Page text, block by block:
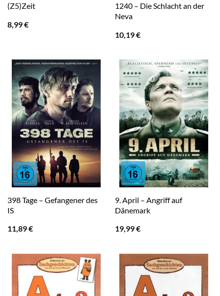
(Z5)Zeit
8,99€
1240 – Die Schlacht an der
Neva
10,19€
398 Tage – Gefangener des
IS
11,89€
9. April – Angriff auf
Dänemark
19,99€